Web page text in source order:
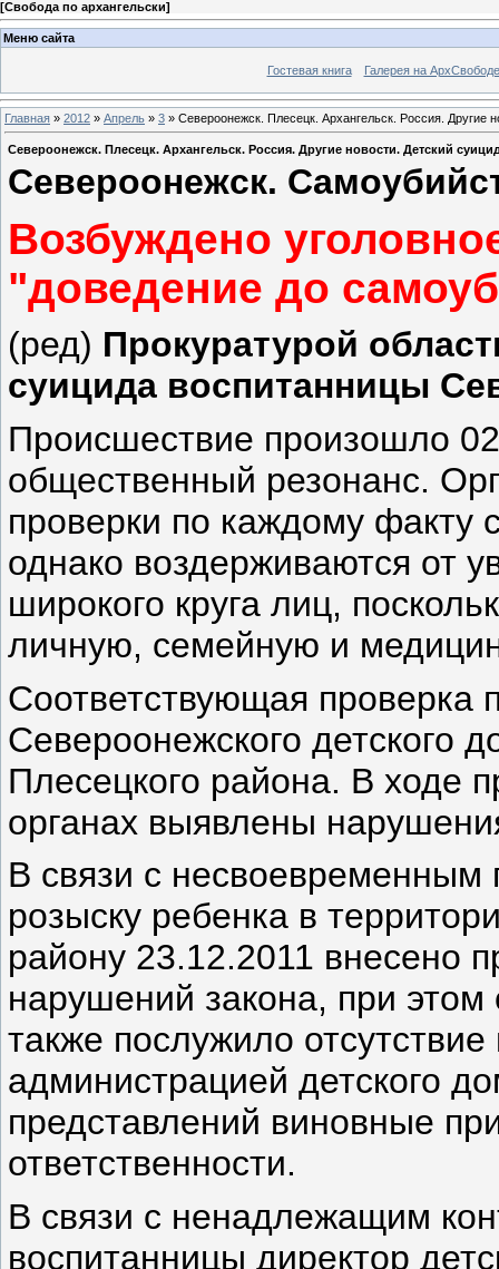
[Свобода по архангельски]
Меню сайта
Гостевая книга Галерея на АрхСвободе
Главная » 2012 » Апрель » 3 » Североонежск. Плесецк. Архангельск. Россия.
Североонежск. Плесецк. Архангельск. Россия. Другие новости. Детский
Североонежск.
Возбуждено
"доведение до
(ред) Прокуратурой
суицида воспитанницы
Происшествие произошло
общественный резонанс.
проверки по каждому факту
однако воздерживаются от
широкого круга лиц,
личную, семейную и
Соответствующая проверка
Североонежского детского
Плесецкого района. В ходе
органах выявлены
В связи с
розыску ребенка в
району 23.12.2011 внесено
нарушений закона, при
также послужило
администрацией детского
представлений виновные
ответственности.
В связи с ненадлежащим
воспитанницы директор